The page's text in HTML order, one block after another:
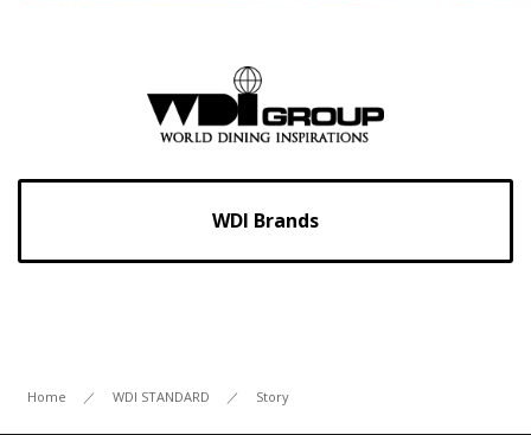
WDI Brands
Home ／ WDI STANDARD ／ Story